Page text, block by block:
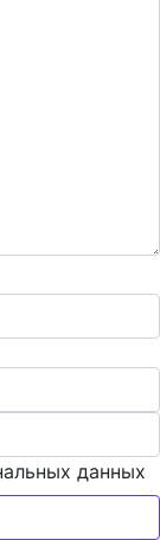
данных